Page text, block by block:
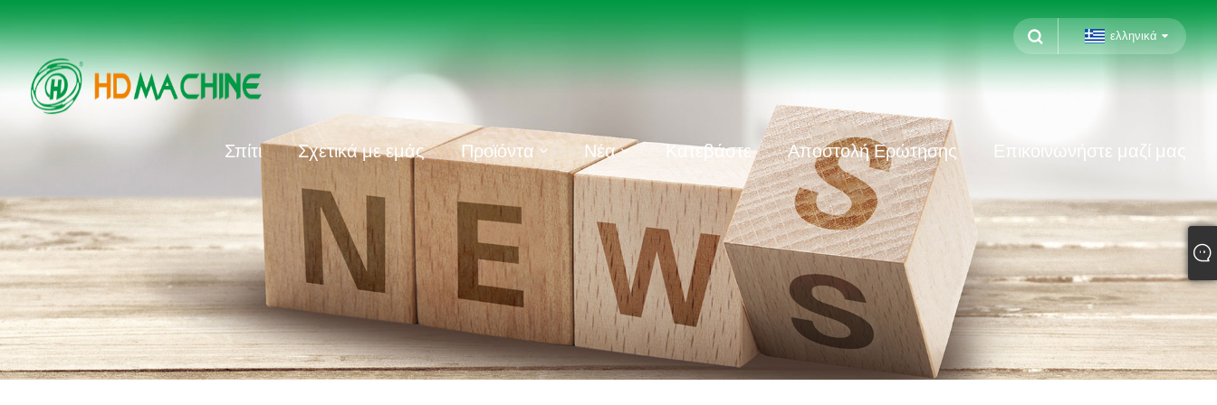
ελληνικά
Σπίτι Σχετικά με εμάς Προϊόντα Νέα Κατεβάστε Αποστολή Ερώτησης Επικοινωνήστε μαζί μας